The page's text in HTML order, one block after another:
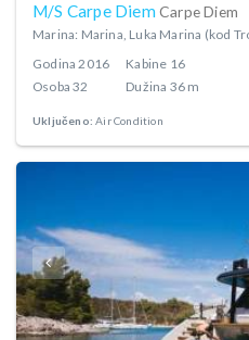
M/S Carpe DiemCarpe Diem
Marina: Marina, Luka Marina (kod
Godina 2016 Kabine 16
Osoba 32 Dužina 36 m
Uključeno: Air Condition